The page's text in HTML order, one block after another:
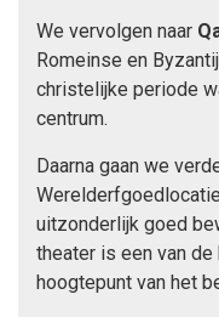
We vervolgen naar
Romeinse en
christelijke periode
centrum.
Daarna gaan we
uitzonderlijk goed
theater is een van
hoogtepunt van het